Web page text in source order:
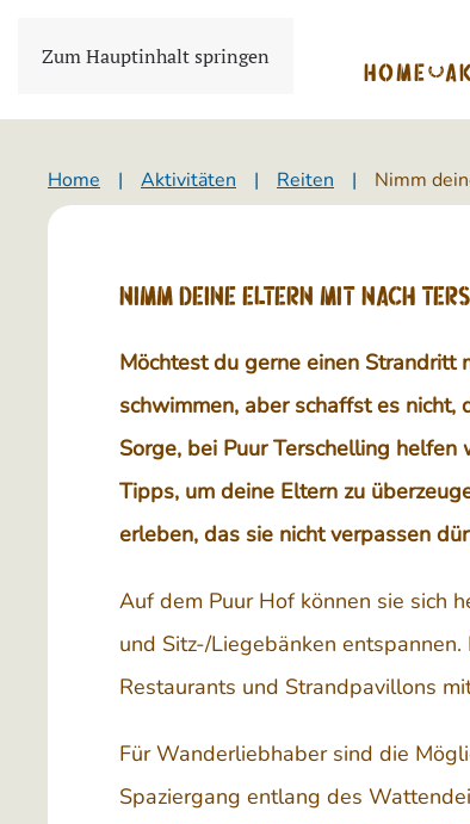
Zum Hauptinhalt springen
HOME
Home Aktivitäten Reiten Nimm
Nimm deine Eltern mit nach
Möchtest du gerne einen Strandritt
schwimmen, aber schaffst es nicht,
Sorge, bei Puur Terschelling
Tipps, um deine Eltern zu
erleben, das sie nicht verpassen
Auf dem Puur Hof können sie sich
und Sitz-/Liegebänken
Restaurants und Strandpavillons
Für Wanderliebhaber sind die
Spaziergang entlang des